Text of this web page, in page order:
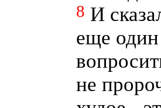
8 И
еще один
не